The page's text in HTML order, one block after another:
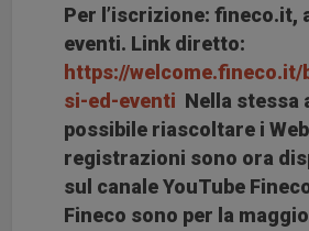
Per l’iscrizione: fineco.it,
eventi. Link diretto:
https://
si-ed-eventi Nella stessa
possibile riascoltare i
registrazioni sono ora
sul canale YouTube
Fineco sono per la